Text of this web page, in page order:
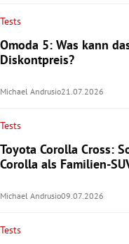
Tests
Omoda 5: Was kann
Diskontpreis?
Michael Andrusio21.07.2026
Tests
Toyota Corolla Cross:
Corolla als Familien-
Michael Andrusio09.07.2026
Tests